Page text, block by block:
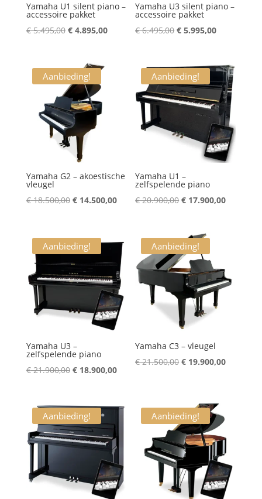
Yamaha U1 silent piano –
accessoire pakket
€5.495,00 Oorspronkelijke
€ 5.495,00.
€4.895,00Huidige
Yamaha U3 silent piano –
accessoire pakket
€6.495,00 Oorspronkelijke
€ 6.495,00.
€ 5.995,00Huidige
€ 5.995,00.
Aanbieding!
Yamaha G2 – akoestische
vleugel
€18.500,00 Oorspronkelijke
€ 18.500,00.
€14.500,00Huidige
€ 14.500,00.
Aanbieding!
Yamaha U1 –
zelfspelende piano
€20.900,00 Oorspronkelijke
€ 20.900,00.
€ 17.900,00Huidige
Aanbieding!
Yamaha U3 –
zelfspelende piano
€21.900,00 Oorspronkelijke
€ 21.900,00.
€18.900,00Huidige
€ 18.900,00.
Aanbieding!
Yamaha C3 – vleugel
€21.500,00 Oorspronkelijke
€ 21.500,00.
€ 19.900,00Huidige
Aanbieding! Aanbieding!